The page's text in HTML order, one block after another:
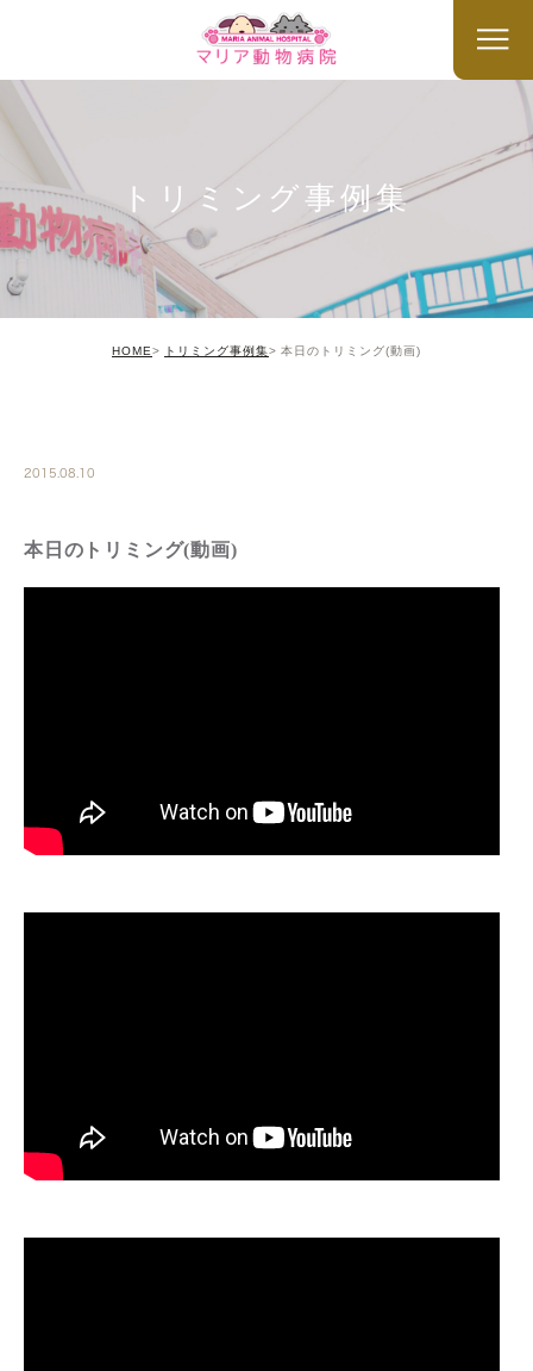
トリミング事例集
HOME トリミング事例集 本日のトリミング(動画)
2015.08.10
本日のトリミング(動画)